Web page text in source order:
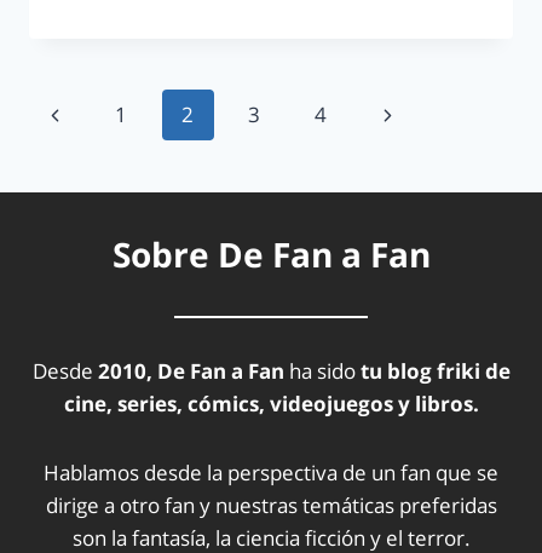
1 2 3 4
Sobre De Fan a Fan
Desde 2010, De Fan a Fan ha sidotu blog friki de
cine, series, cómics, videojuegos y libros.
Hablamos desde la perspectiva de un fan que se
dirige a otro fan y nuestras temáticas preferidas
son la fantasía, la ciencia ficción y el terror.